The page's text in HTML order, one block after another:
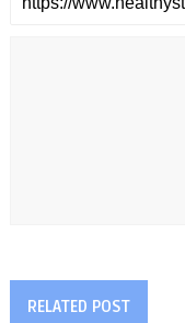
RELATED POST